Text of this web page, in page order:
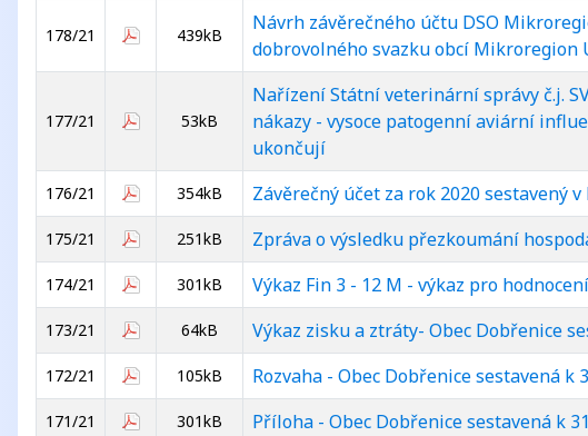
178/21 439kB
Návrh závěrečného účtu DSO
dobrovolného svazku obcí Mikroregion
177/21 53kB
Nařízení Státní veterinární správy č.j.
nákazy - vysoce patogenní aviární
ukončují
176/21 354kB Závěrečný účet za rok 2020 sestavený
175/21 251kB Zpráva o výsledku přezkoumání
174/21 301kB Výkaz Fin 3 - 12 M - výkaz pro
173/21 64kB Výkaz zisku a ztráty- Obec Dobřenice
172/21 105kB Rozvaha - Obec Dobřenice sestavená k
171/21 301kB Příloha - Obec Dobřenice sestavená k